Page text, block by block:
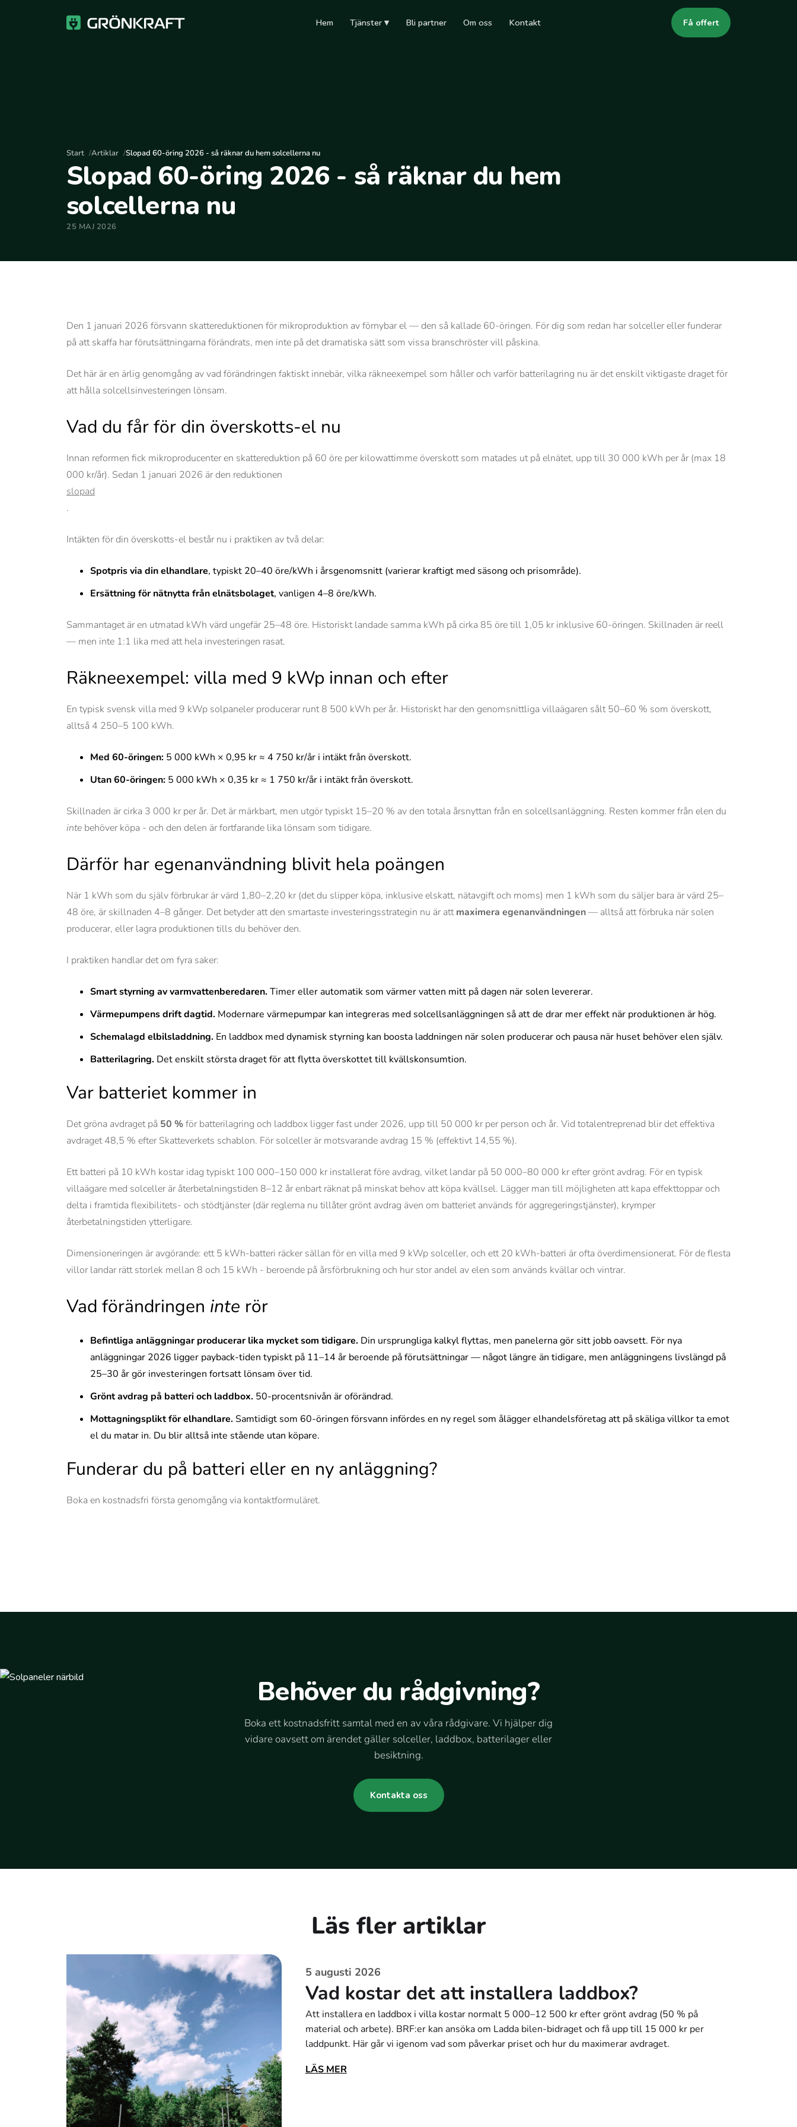
Hem Tjänster ▾ Bli partner Om oss Kontakt Få offert
Start Artiklar Slopad 60-öring 2026 - så räknar du hem solcellerna nu
Slopad 60-öring 2026 - så räknar du hem
solcellerna nu
25 MAJ 2026
Den 1 januari 2026 försvann skattereduktionen för mikroproduktion av förnybar el — den så kallade 60-öringen. För dig som redan har solceller eller funderar
på att skaffa har förutsättningarna förändrats, men inte på det dramatiska sätt som vissa branschröster vill påskina.
Det här är en ärlig genomgång av vad förändringen faktiskt innebär, vilka räkneexempel som håller och varför batterilagring nu är det enskilt viktigaste draget för
att hålla solcellsinvesteringen lönsam.
Vad du får för din överskotts-el nu
Innan reformen fick mikroproducenter en skattereduktion på 60 öre per kilowattimme överskott som matades ut på elnätet, upp till 30 000 kWh per år (max 18
000 kr/år). Sedan 1 januari 2026 är den reduktionen
slopad
.
Intäkten för din överskotts-el består nu i praktiken av två delar:
Spotpris via din elhandlare, typiskt 20–40 öre/kWh i årsgenomsnitt (varierar kraftigt med säsong och prisområde).
Ersättning för nätnytta från elnätsbolaget, vanligen 4–8 öre/kWh.
Sammantaget är en utmatad kWh värd ungefär 25–48 öre. Historiskt landade samma kWh på cirka 85 öre till 1,05 kr inklusive 60-öringen. Skillnaden är reell
— men inte 1:1 lika med att hela investeringen rasat.
Räkneexempel: villa med 9 kWp innan och efter
En typisk svensk villa med 9 kWp solpaneler producerar runt 8 500 kWh per år. Historiskt har den genomsnittliga villaägaren sålt 50–60 % som överskott,
alltså 4 250–5 100 kWh.
Med 60-öringen: 5 000 kWh × 0,95 kr ≈ 4 750 kr/år i intäkt från överskott.
Utan 60-öringen: 5 000 kWh × 0,35 kr ≈ 1 750 kr/år i intäkt från överskott.
Skillnaden är cirka 3 000 kr per år. Det är märkbart, men utgör typiskt 15–20 % av den totala årsnyttan från en solcellsanläggning. Resten kommer från elen du
inte behöver köpa - och den delen är fortfarande lika lönsam som tidigare.
Därför har egenanvändning blivit hela poängen
När 1 kWh som du själv förbrukar är värd 1,80–2,20 kr (det du slipper köpa, inklusive elskatt, nätavgift och moms) men 1 kWh som du säljer bara är värd 25–
48 öre, är skillnaden 4–8 gånger. Det betyder att den smartaste investeringsstrategin nu är attmaximera egenanvändningen— alltså att förbruka när solen
producerar, eller lagra produktionen tills du behöver den.
I praktiken handlar det om fyra saker:
Smart styrning av varmvattenberedaren.Timer eller automatik som värmer vatten mitt på dagen när solen levererar.
Värmepumpens drift dagtid. Modernare värmepumpar kan integreras med solcellsanläggningen så att de drar mer effekt när produktionen är hög.
Schemalagd elbilsladdning. En laddbox med dynamisk styrning kan boosta laddningen när solen producerar och pausa när huset behöver elen själv.
Batterilagring. Det enskilt största draget för att flytta överskottet till kvällskonsumtion.
Var batteriet kommer in
Det gröna avdraget på 50 %för batterilagring och laddbox ligger fast under 2026, upp till 50 000 kr per person och år. Vid totalentreprenad blir det effektiva
avdraget 48,5 % efter Skatteverkets schablon. För solceller är motsvarande avdrag 15 % (effektivt 14,55 %).
Ett batteri på 10 kWh kostar idag typiskt 100 000–150 000 kr installerat före avdrag, vilket landar på 50 000–80 000 kr efter grönt avdrag. För en typisk
villaägare med solceller är återbetalningstiden 8–12 år enbart räknat på minskat behov att köpa kvällsel. Lägger man till möjligheten att kapa effekttoppar och
delta i framtida flexibilitets- och stödtjänster (där reglerna nu tillåter grönt avdrag även om batteriet används för aggregeringstjänster), krymper
återbetalningstiden ytterligare.
Dimensioneringen är avgörande: ett 5 kWh-batteri räcker sällan för en villa med 9 kWp solceller, och ett 20 kWh-batteri är ofta överdimensionerat. För de flesta
villor landar rätt storlek mellan 8 och 15 kWh - beroende på årsförbrukning och hur stor andel av elen som används kvällar och vintrar.
Vad förändringen inte rör
Befintliga anläggningar producerar lika mycket som tidigare. Din ursprungliga kalkyl flyttas, men panelerna gör sitt jobb oavsett. För nya
anläggningar 2026 ligger payback-tiden typiskt på 11–14 år beroende på förutsättningar — något längre än tidigare, men anläggningens livslängd på
25–30 år gör investeringen fortsatt lönsam över tid.
Grönt avdrag på batteri och laddbox. 50-procentsnivån är oförändrad.
Mottagningsplikt för elhandlare.Samtidigt som 60-öringen försvann infördes en ny regel som ålägger elhandelsföretag att på skäliga villkor ta emot
el du matar in. Du blir alltså inte stående utan köpare.
Funderar du på batteri eller en ny anläggning?
Boka en kostnadsfri första genomgång via kontaktformuläret.
Behöver du rådgivning?
Boka ett kostnadsfritt samtal med en av våra rådgivare. Vi hjälper dig
vidare oavsett om ärendet gäller solceller, laddbox, batterilager eller
besiktning.
Kontakta oss
Läs fler artiklar
5 augusti 2026
Vad kostar det att installera laddbox?
Att installera en laddbox i villa kostar normalt 5 000–12 500 kr efter grönt avdrag (50 % på
material och arbete). BRF:er kan ansöka om Ladda bilen-bidraget och få upp till 15 000 kr per
laddpunkt. Här går vi igenom vad som påverkar priset och hur du maximerar avdraget.
LÄS MER